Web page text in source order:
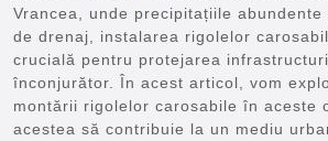
Vrancea, unde precipitațiile abundente
de drenaj, instalarea rigolelor
crucială pentru protejarea
înconjurător. În acest articol, vom
montării rigolelor carosabile în aceste
acestea să contribuie la un mediu